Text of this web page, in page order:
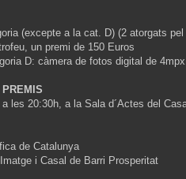
(excepte a la cat. D) (2 atorgats
un premi de 150 Euros
D: càmera de fotos digital de 4mpx.
a les 20:30h, a la Sala d´Actes del
de Catalunya
i Casal de Barri Prosperitat